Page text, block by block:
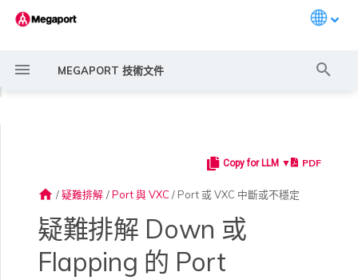
MEGAPORT 技術文件
快速開始
設定 Megaport 帳戶
概述
建立帳戶
強制多重身分驗證
常見多雲連線情境
使用 Megaport 解決方案實
MACsec
IPsec
訂購交叉連接
訂購本地迴路
建立 LAG
將 Port 新增至 LAG
建立私有 VXC
遷移 VXC
路由指南
11:11 Systems
3DS Outscale
阿里雲專線接入
概述
3DS Outscale MCR 連線
阿里雲 MCR 連線
概述
Aruba SD-WAN
Aviatrix
MCR 進階 VLAN 與路由功能
MCR 備援
路由過濾
路由通告
路由彙總
MVE 部署情境
MVE 位置
6WIND 概述
6WIND 授權網路功能
規劃部署
Anapaya 概述
規劃部署
建立 MVE
Aruba SD-WAN 概述
規劃部署
建立 MVE
Aviatrix Secure Edge 概述
規劃部署
建立 MVE
Check Point CloudGuard 概
規劃部署
Cisco MVE 概述
規劃部署
建立 MVE
Fortinet FortiGate 概述
規劃部署
建立 MVE
Juniper MVE 概述
規劃部署
建立 MVE
VM-Series Firewall
Prisma SD-WAN
Peplink FusionHub 概述
規劃部署
建立 MVE
Versa SD-WAN 概述
規劃部署
建立 MVE
VMware SD-WAN 概述
規劃部署
建立 MVE
設定 IX
IX 需求
加入 IX
AMS-IX 連線
編輯 IX
變更合約 IX 的速率
遷移 IX
MegaIX 功能概述
MegaIX Looking Glass（路
由診斷）
建立個人檔案
監控 MCR
管理個人檔案
Port 定價與合約條款
VXC 定價與合約條款
啟用計費市場
指派財務角色
建立 API 金鑰
管理使用者
快速開始
建立 Megaport Terraform
訂購時的錯誤
容量錯誤
後續步驟
MCR 路由
MCR BGP 工作階段中斷
MVE 網際網路連線
SD-WAN 管理連線
IX BGP 路由
IX BGP 工作階段中斷
ExpressRoute 線路容量不足
聯繫支援
支援請求入口網站
Copy for LLM ▼ PDF
home / 疑難排解 / Port 與 VXC / Port 或 VXC 中斷或不穩定
疑難排解 Down 或
Flapping 的 Port